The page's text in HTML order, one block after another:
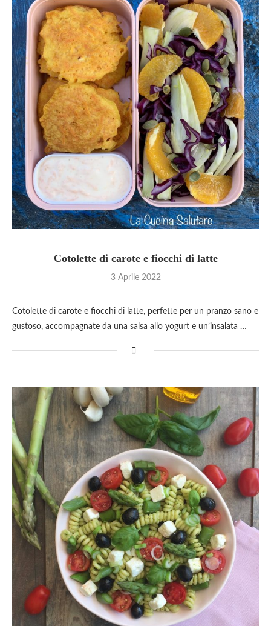
Cotolette di carote e fiocchi di latte
3 Aprile 2022
Cotolette di carote e fiocchi di latte, perfette per un pranzo sano e
gustoso, accompagnate da una salsa allo yogurt e un’insalata …